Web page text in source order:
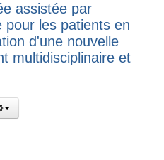
assistée par
pour les patients en
d'une nouvelle
multidisciplinaire et